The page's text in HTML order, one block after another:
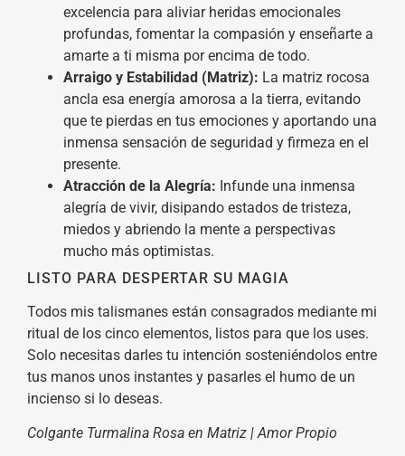
excelencia para aliviar heridas emocionales
profundas, fomentar la compasión y enseñarte a
amarte a ti misma por encima de todo.
Arraigo y Estabilidad (Matriz): La matriz rocosa
ancla esa energía amorosa a la tierra, evitando
que te pierdas en tus emociones y aportando una
inmensa sensación de seguridad y firmeza en el
presente.
Atracción de la Alegría: Infunde una inmensa
alegría de vivir, disipando estados de tristeza,
miedos y abriendo la mente a perspectivas
mucho más optimistas.
LISTO PARA DESPERTAR SU MAGIA
Todos mis talismanes están consagrados mediante mi
ritual de los cinco elementos, listos para que los uses.
Solo necesitas darles tu intención sosteniéndolos entre
tus manos unos instantes y pasarles el humo de un
incienso si lo deseas.
Colgante Turmalina Rosa en Matriz | Amor Propio